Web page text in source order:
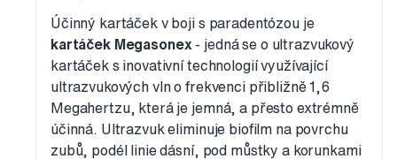
Účinný kartáček v boji s paradentózou je
kartáček Megasonex - jedná se o ultrazvukový
kartáček s inovativní technologií využívající
ultrazvukových vln o frekvenci přibližně 1,6
Megahertzu, která je jemná, a přesto extrémně
účinná. Ultrazvuk eliminuje biofilm na povrchu
zubů, podél linie dásní, pod můstky a korunkami